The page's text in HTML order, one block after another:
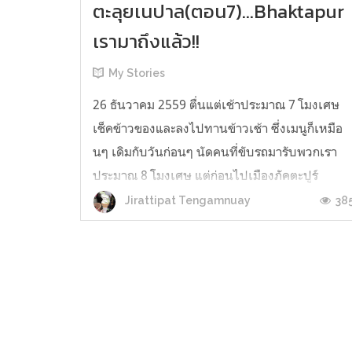
ตะลุยเนปาล(ตอน7)...Bhaktapur
เรามาถึงแล้ว!!
My Stories
26 ธันวาคม 2559 ตื่นแต่เช้าประมาณ 7 โมงเศษ
เช็คข้าวของและลงไปทานข้าวเช้า ซึ่งเมนูก็เหมือ
นๆ เดิมกับวันก่อนๆ นัดคนที่ขับรถมารับพวกเรา
ประมาณ 8 โมงเศษ แต่ก่อนไปเมืองภัคตะปูร์
(Bhaktapur) (หาใน Google ชื่อภาษาไทยจะมี "บัก
ตะปูร์" และ "ปักตะปูร์") พวกเราจะแวะที่ "Changu
Jirattipat Tengamnuay